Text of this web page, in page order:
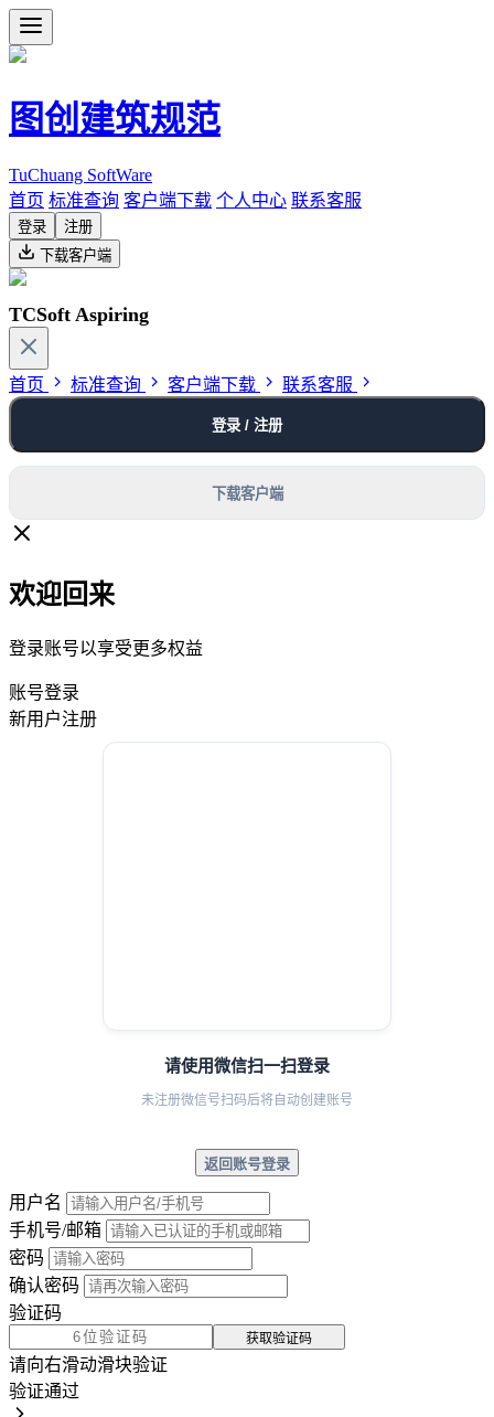
图创建筑规范
TuChuang SoftWare
首页 标准查询 客户端下载 个人中心 联系客服
登录
注册
下载客户端
TCSoft Aspiring
首页 标准查询 客户端下载 联系客服
登录 / 注册
下载客户端
欢迎回来
登录账号以享受更多权益
账号登录
新用户注册
请使用微信扫一扫登录
未注册微信号扫码后将自动创建账号
返回账号登录
用户名
手机号/邮箱
密码
确认密码
验证码
获取验证码
请向右滑动滑块验证
验证通过